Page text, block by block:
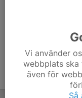
Vi använder
webbplats ska
även för
Så